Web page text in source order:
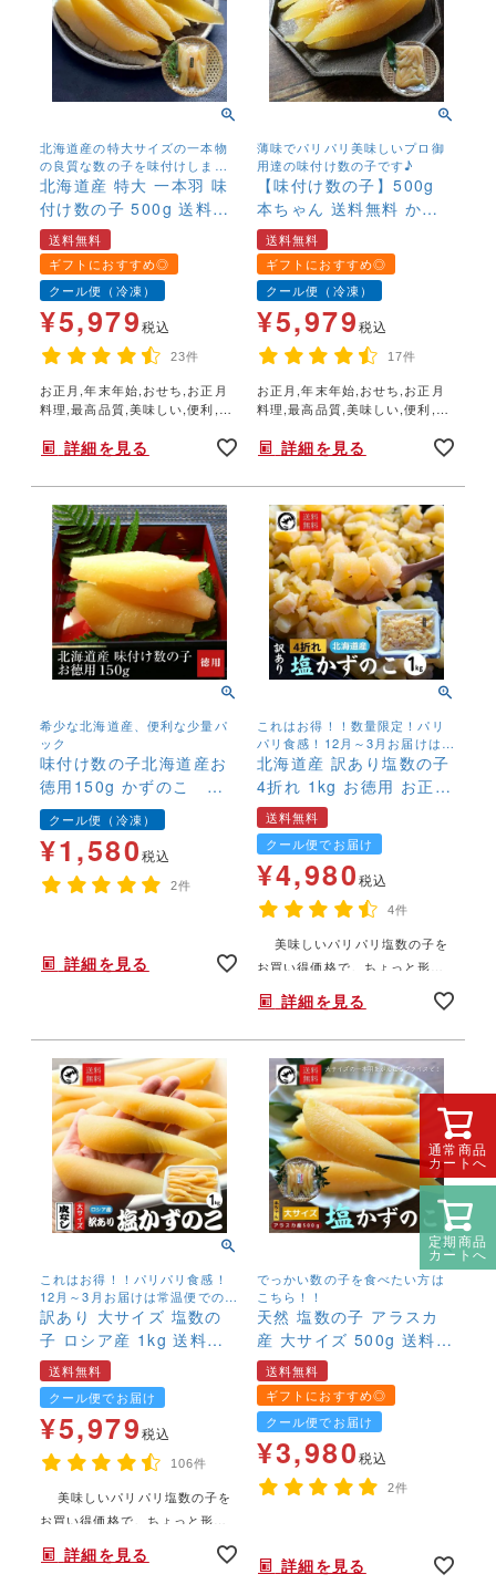
北海道産の特大サイズの一本物
の良質な数の子を味付けしまし
た
北海道産 特大 一本羽 味
付け数の子 500g 送料無
料 かずのこ カズノコ
味付き 薄味 関西風
北海道産 冷凍 高級
国産
送料無料
ギフトにおすすめ◎
クール便（冷凍）
¥5,979税込
23件
お正月,年末年始,おせち,お正月
料理,最高品質,美味しい,便利,手
詳細を見る
薄味でパリパリ美味しいプロ御
用達の味付け数の子です♪
【味付け数の子】500g
本ちゃん 送料無料 かず
のこ カズノコ 味付
き 薄味 関西風 アメ
リカ・カナダ産 冷凍
高級
送料無料
ギフトにおすすめ◎
クール便（冷凍）
¥5,979税込
17件
お正月,年末年始,おせち,お正月
料理,最高品質,美味しい,便利,手
詳細を見る
希少な北海道産、便利な少量パ
ック
味付け数の子北海道産お
徳用150g かずのこ カ
ズノコ 北海道産 国
産 冷凍 味付き 高級
クール便（冷凍）
¥1,580税込
2件
詳細を見る
これはお得！！数量限定！パリ
パリ食感！12月～3月お届けは常
温便での発送。 4月～11月お届
けは冷蔵便発送
北海道産 訳あり塩数の子
4折れ 1kg お徳用 お正月
おせち かずのこ カズノ
コ 数の子 大容量【送料
無料】
送料無料
クール便でお届け
¥4,980税込
4件
美味しいパリパリ塩数の子を
お買い得価格で。ちょっと形は
はそのままです。ずっしりボリ
ピお付けします。
詳細を見る
これはお得！！パリパリ食感！
12月～3月お届けは常温便での発
送。 4月～11月お届けは冷蔵便
発送
訳あり 大サイズ 塩数の
子 ロシア産 1kg 送料無
料 お徳用 お正月 おせち
かずのこ カズノコ 数の
子 大容量
送料無料
クール便でお届け
¥5,979税込
106件
美味しいパリパリ塩数の子を
お買い得価格で。ちょっと形は
はそのままです。ずっしりボリ
詳細を見る
でっかい数の子を食べたい方は
こちら！！
天然 塩数の子 アラスカ
産 大サイズ 500g 送料無
料 1本物 本ちゃん かずの
こ カズノコ 大きい 最
大級
送料無料
ギフトにおすすめ◎
クール便でお届け
¥3,980税込
2件
詳細を見る
通常商品
カートへ
定期商品
カートへ